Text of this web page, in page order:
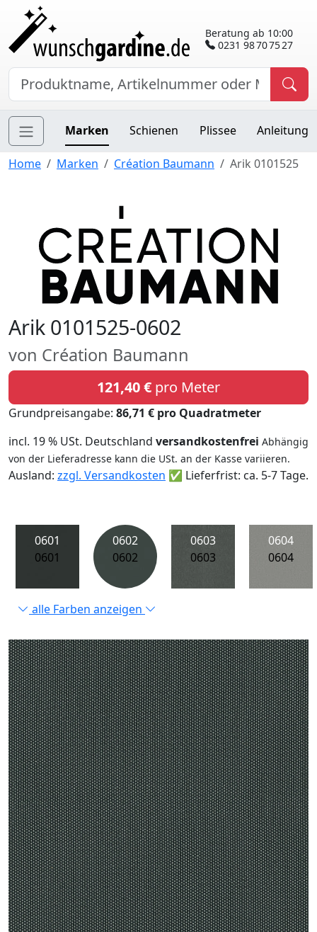
Beratung ab 10:00
0231 98 70 75 27
Marken Schienen Plissee Anleitung
Home Marken Création Baumann Arik 0101525
Arik 0101525-0602
von Création Baumann
121,40 € pro Meter
Grundpreisangabe: 86,71 € pro Quadratmeter
incl. 19 % USt. Deutschland versandkostenfrei Abhängig
von der Lieferadresse kann die USt. an der Kasse variieren.
Ausland: zzgl. Versandkosten ✅ Lieferfrist: ca. 5-7 Tage.
0601
0601
0602
0602
0603
0603
0604
0604
alle Farben anzeigen